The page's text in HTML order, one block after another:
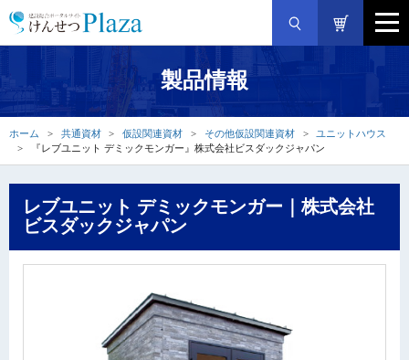
製品情報
ホーム 共通資材 仮設関連資材 その他仮設関連資材
ユニットハウス
『レブユニット デミックモンガー』株式会社ビスダックジャパン
レブユニット デミックモンガー｜株式会社
ビスダックジャパン